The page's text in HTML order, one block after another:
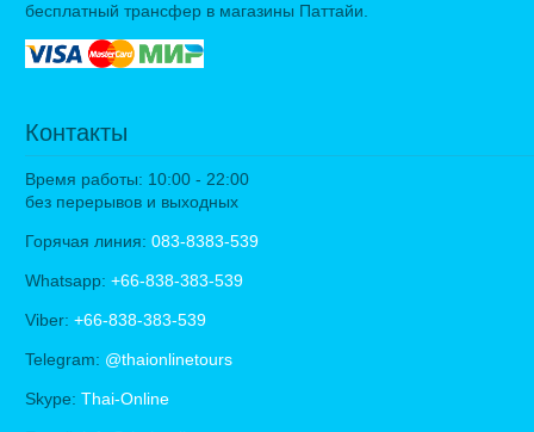
бесплатный трансфер в магазины Паттайи.
Контакты
Время работы: 10:00 - 22:00
без перерывов и выходных
Горячая линия:083-8383-539
Whatsapp:+66-838-383-539
Viber:+66-838-383-539
Telegram: @thaionlinetours
Skype:Thai-Online